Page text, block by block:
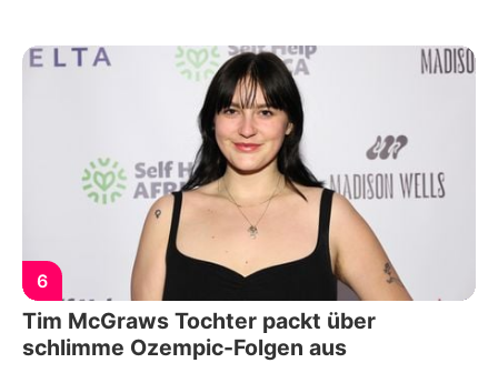
6
Tim McGraws Tochter packt über
schlimme Ozempic-Folgen aus